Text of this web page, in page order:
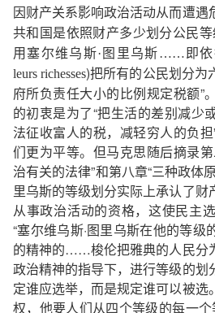
因财产关系影响政治活动从而遭遇
共和国是依照财产多少划分公民
用塞尔维乌斯·图里乌斯……即
leurs richesses)把所有的公民划分为
府所负责任大小的比例规定税额”
的初衷是为了“把生活的差别减少
法征收富人的税，减轻穷人的负
们更为平等。但马克思随后摘录
治有关的法律”和第八章“三种政体
里乌斯的等级划分实际上承认了
从事政治活动的资格，这使民主
“塞尔维乌斯·图里乌斯在他的等级
的精神的……梭伦把雅典的人民分
政治精神的指导下，进行等级的划
定谁应选举，而是规定谁可以被选
权，他要人们从四个等级的每一个